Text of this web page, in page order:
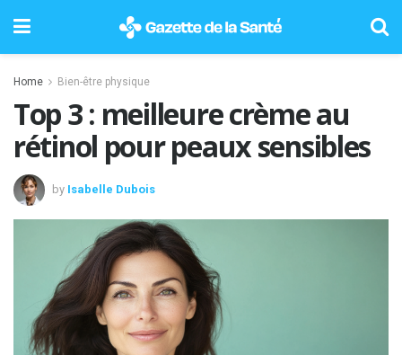
Home Bien-être physique
Top 3 : meilleure crème au
rétinol pour peaux sensibles
by Isabelle Dubois